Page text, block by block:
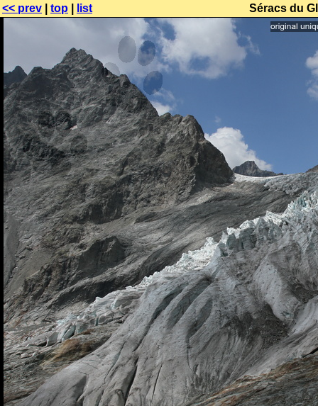
<< prev top list Séracs du